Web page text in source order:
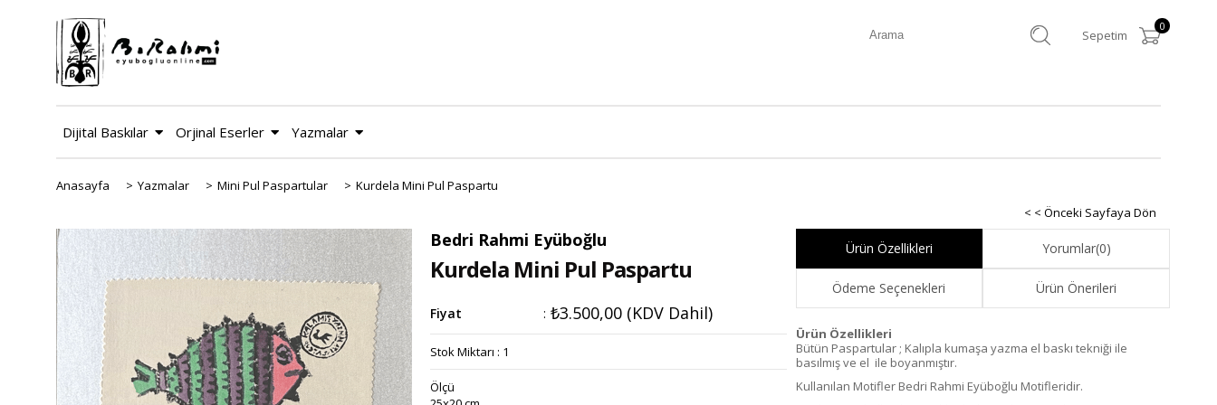
Sepetim
0
Dijital Baskılar Orjinal Eserler Yazmalar
Anasayfa > Yazmalar > Mini Pul Paspartular > Kurdela Mini Pul Paspartu
< < Önceki Sayfaya Dön
Bedri Rahmi Eyüboğlu
Kurdela Mini Pul Paspartu
Fiyat : ₺3.500,00 (KDV Dahil)
Stok Miktarı : 1
Ölçü
Ürün Özellikleri Yorumlar(0)
Ödeme Seçenekleri Ürün Önerileri
Ürün Özellikleri
Bütün Paspartular ; Kalıpla kumaşa yazma el baskı tekniği ile
basılmış ve el ile boyanmıştır.
Kullanılan Motifler Bedri Rahmi Eyüboğlu Motifleridir.